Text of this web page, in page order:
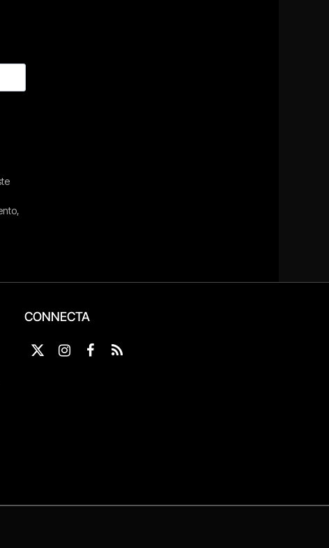
CONNECTA
X
Instagram
Facebook
RSS